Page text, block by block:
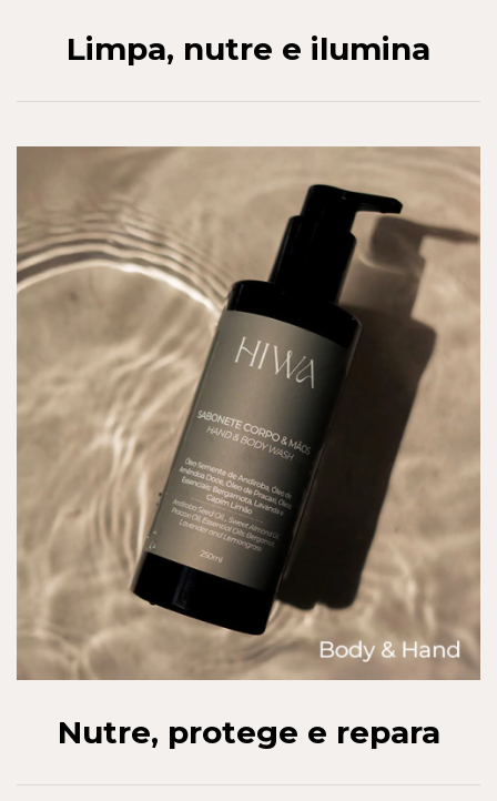
Limpa, nutre e ilumina
Nutre, protege e repara